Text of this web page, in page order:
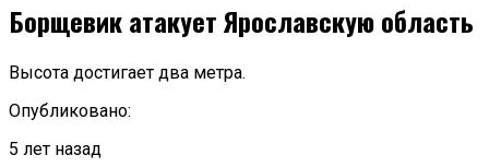
Борщевик атакует Ярославскую область
Высота достигает два метра.
Опубликовано:
5 лет назад